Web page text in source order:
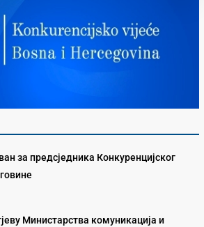
за предсједника Конкуренцијског
Министарства комуникација и